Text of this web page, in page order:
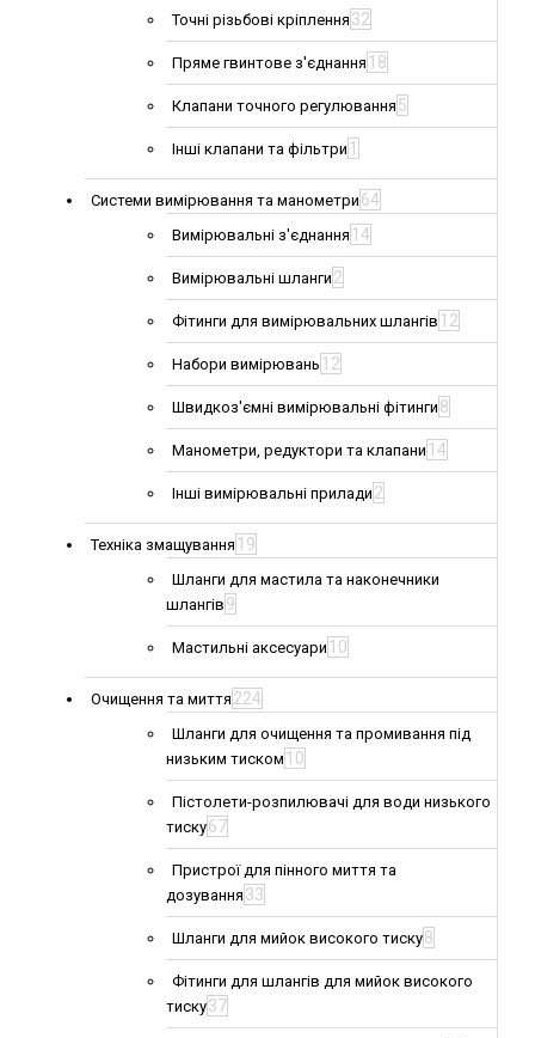
Точні різьбові кріплення 32
Пряме гвинтове з'єднання 18
Клапани точного регулювання 5
Інші клапани та фільтри 1
Системи вимірювання та манометри 64
Вимірювальні з'єднання 14
Вимірювальні шланги 2
Фітинги для вимірювальних шлангів 12
Набори вимірювань 12
Швидкоз'ємні вимірювальні фітинги 8
Манометри, редуктори та клапани 14
Інші вимірювальні прилади 2
Техніка змащування 19
Шланги для мастила та наконечники
шлангів 9
Мастильні аксесуари 10
Очищення та миття 224
Шланги для очищення та промивання під
низьким тиском 10
Пістолети-розпилювачі для води низького
тиску67
Пристрої для пінного миття та
дозування 33
Шланги для мийок високого тиску8
Фітинги для шлангів для мийок високого
тиску37